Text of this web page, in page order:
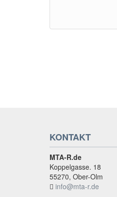
KONTAKT
MTA-R.de
Koppelgasse. 18
55270, Ober-Olm
info@mta-r.de